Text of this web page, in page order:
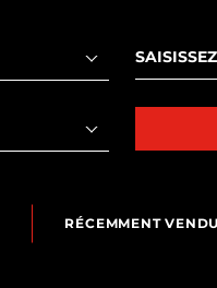
RÉCEMMENT VENDU